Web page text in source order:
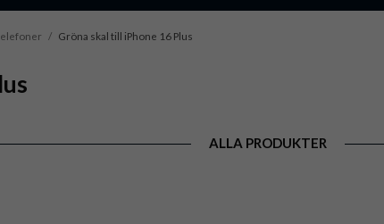
/ Gröna skal till iPhone 16 Plus
ALLA PRODUKTER